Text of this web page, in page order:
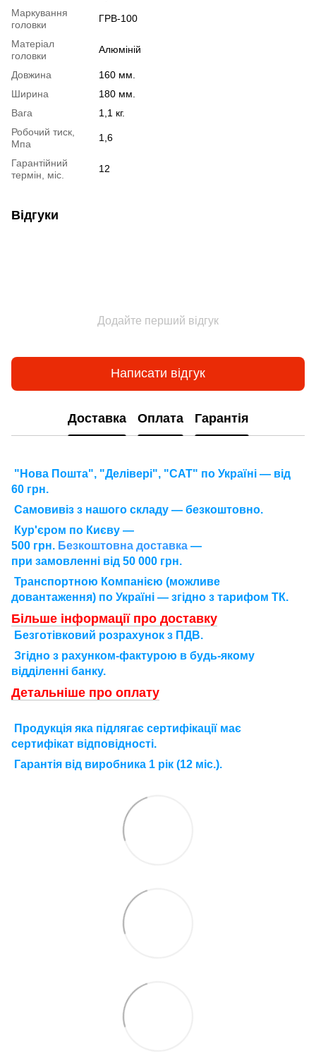
Маркування
головки
ГРВ-100
Матеріал
головки
Алюміній
Довжина
160 мм.
Ширина
180 мм.
Вага
1,1 кг.
Робочий тиск,
Мпа
1,6
Гарантійний
термін, міс.
12
Відгуки
Додайте перший відгук
Написати відгук
Доставка Оплата Гарантія
"Нова Пошта", "Делівері", "САТ" по Україні — від
60 грн.
Самовивіз з нашого складу — безкоштовно.
Кур'єром по Києву —
500 грн. Безкоштовна доставка —
при замовленні від 50 000 грн.
Транспортною Компанією (можливе
довантаження) по Україні — згідно з тарифом ТК.
Більше інформації про доставку
Безготівковий розрахунок з ПДВ.
Згідно з рахунком-фактурою в будь-якому
відділенні банку.
Детальніше про оплату
П родукція яка підлягає сертифікації має
сертифікат відповідності.
Гарантія від виробника 1 рік (12 міс.).